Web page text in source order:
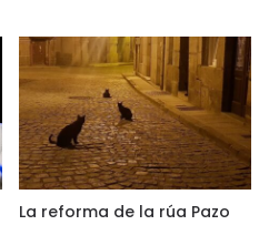
La reforma de la rúa Pazo